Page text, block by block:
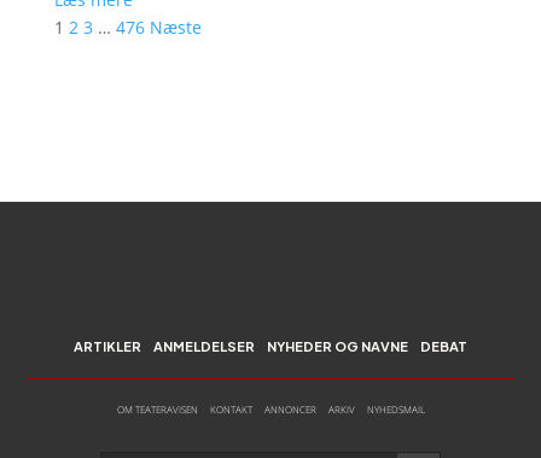
1 2 3 … 476 Næste
ARTIKLER ANMELDELSER NYHEDER OG NAVNE DEBAT
OM TEATERAVISEN KONTAKT ANNONCER ARKIV NYHEDSMAIL